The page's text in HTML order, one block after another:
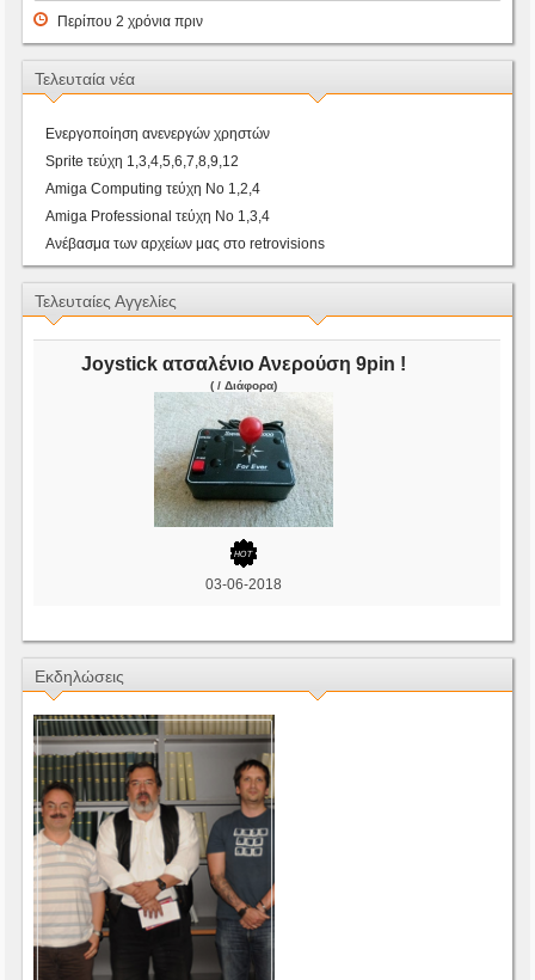
Περίπου 2 χρόνια πριν
Τελευταία νέα
Ενεργοποίηση ανενεργών χρηστών
Sprite τεύχη 1,3,4,5,6,7,8,9,12
Amiga Computing τεύχη Νο 1,2,4
Amiga Professional τεύχη Νο 1,3,4
Ανέβασμα των αρχείων μας στο retrovisions
Τελευταίες Αγγελίες
Joystick ατσαλένιο Ανερούση 9pin !
( / Διάφορα)
03-06-2018
Εκδηλώσεις